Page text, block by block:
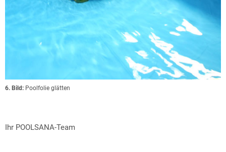
6. Bild: Poolfolie glätten
Ihr POOLSANA-Team